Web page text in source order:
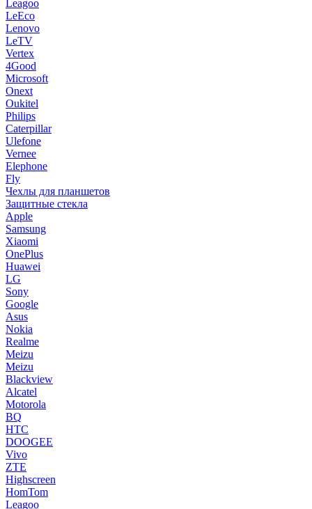
Leagoo
LeEco
Lenovo
LeTV
Vertex
4Good
Microsoft
Onext
Oukitel
Philips
Caterpillar
Ulefone
Vernee
Elephone
Fly
Чехлы для планшетов
Защитные стекла
Apple
Samsung
Xiaomi
OnePlus
Huawei
LG
Sony
Google
Asus
Nokia
Realme
Meizu
Meizu
Blackview
Alcatel
Motorola
BQ
HTC
DOOGEE
Vivo
ZTE
Highscreen
HomTom
Leagoo